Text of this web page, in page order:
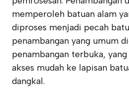
memperoleh batuan alam
diproses menjadi pecah
penambangan yang umum
penambangan terbuka,
akses mudah ke lapisan
dangkal.